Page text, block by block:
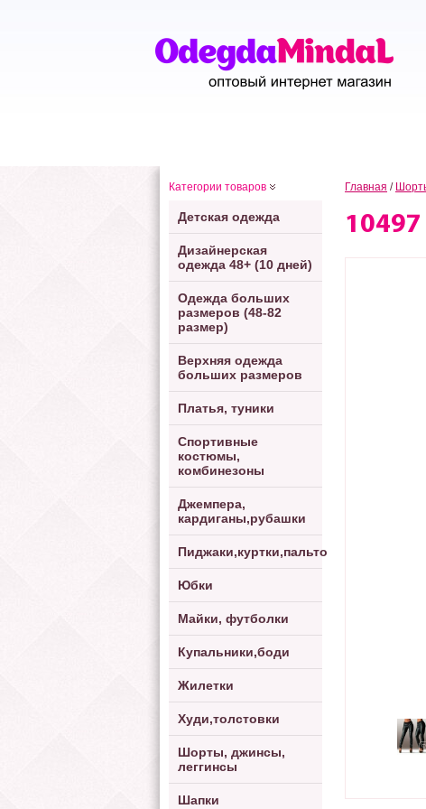
Категории товаров
Детская одежда
Дизайнерская
одежда 48+ (10 дней)
Одежда больших
размеров (48-82
размер)
Верхняя одежда
больших размеров
Платья, туники
Спортивные
костюмы,
комбинезоны
Джемпера,
кардиганы,рубашки
Пиджаки,куртки,пальто
Юбки
Майки, футболки
Купальники,боди
Жилетки
Худи,толстовки
Шорты, джинсы,
леггинсы
Шапки
Главная /
10497